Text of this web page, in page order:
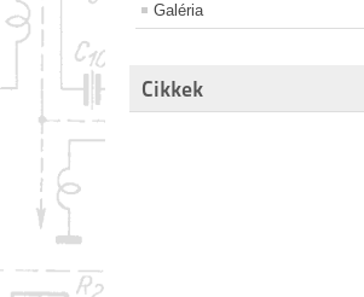
Galéria
Cikkek